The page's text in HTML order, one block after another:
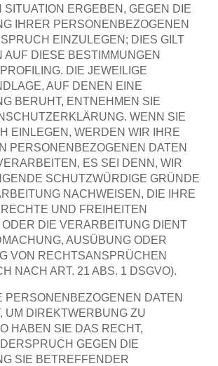
SITUATION ERGEBEN, GEGEN DIE
IHRER PERSONENBEZOGENEN
EINZULEGEN; DIES GILT
AUF DIESE BESTIMMUNGEN
DIE JEWEILIGE
AUF DENEN EINE
BERUHT, ENTNEHMEN SIE
WENN SIE
EINLEGEN, WERDEN WIR IHRE
PERSONENBEZOGENEN DATEN
ES SEI DENN, WIR
SCHUTZWÜRDIGE GRÜNDE
NACHWEISEN, DIE IHRE
UND FREIHEITEN
DIE VERARBEITUNG DIENT
AUSÜBUNG ODER
VON RECHTSANSPRÜCHEN
NACH ART. 21 ABS. 1 DSGVO).
PERSONENBEZOGENEN DATEN
UM DIREKTWERBUNG ZU
HABEN SIE DAS RECHT,
GEGEN DIE
SIE BETREFFENDER